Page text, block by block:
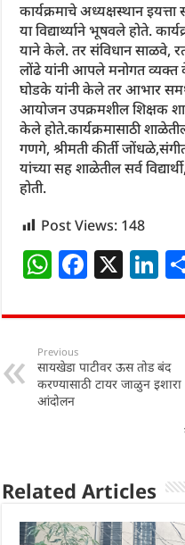
कार्यक्रमाचे अध्यक्षस्थान इयत्ता
या विद्यार्थ्याने भूषवले होते.
याने केले. तर संविधान साळवे,
लोंढे यांनी आपले मनोगत व्यक्त
घोडके यांनी केले तर आभार
आयोजन उपक्रमशील शिक्षक
केले होते.कार्यक्रमासाठी
गणगे, श्रीमती कीर्ती
यांच्या सह शाळेतील सर्व
होती.
Post Views: 148
W
at
s
A
p
F
c
e
b
X Li
k
dI
Previous
सायखेडा पाटीवर ऊस तोड बंद
करण्यासाठी टायर जाळुन इशारा
आंदोलन
Related Articles